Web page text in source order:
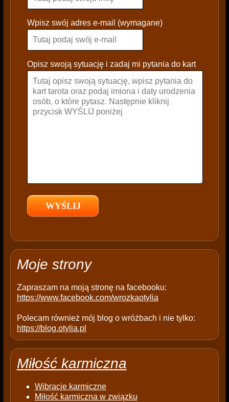
a
s
e
a
e
e
p
y
Wpisz swój adres e-mail (wymagane)
Opisz swoją sytuację i zadaj mi pytania do kart
Moje strony
Zapraszam na moją stronę na facebooku:
https://www.facebook.com/wrozkaotylia
Polecam również mój blog o wróżbach i nie tylko:
https://blog.otylia.pl
Miłość karmiczna
Wibracje karmiczne
Miłość karmiczna w związku